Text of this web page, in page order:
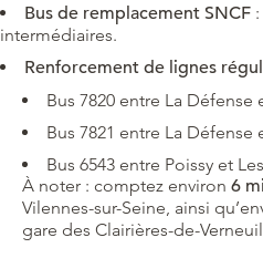
Bus de remplacement SNCF
intermédiaires.
Renforcement de lignes
Bus 7820 entre La Défense
Bus 7821 entre La Défense
Bus 6543 entre Poissy et
À noter : comptez environ 6
Vilennes-sur-Seine, ainsi
gare des Clairières-de-